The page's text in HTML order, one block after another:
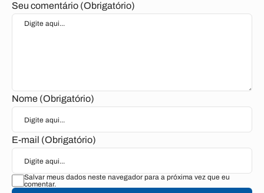
Seu comentário (Obrigatório)
Nome (Obrigatório)
E-mail (Obrigatório)
Salvar meus dados neste navegador para a próxima vez que eu
comentar.